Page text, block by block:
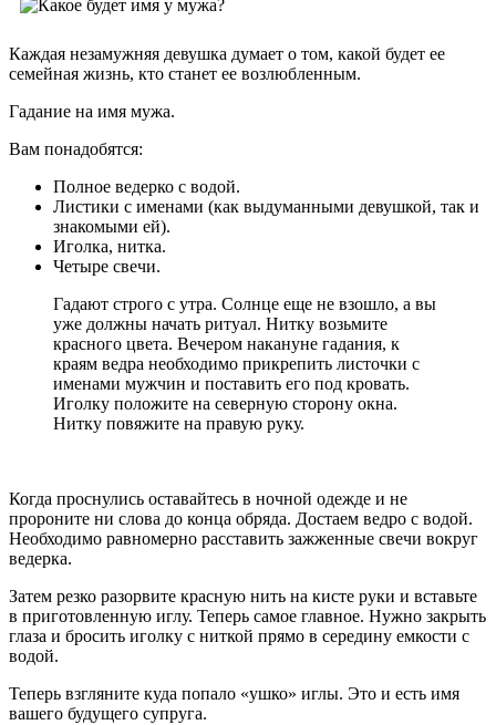
Каждая незамужняя девушка думает о том, какой будет ее
семейная жизнь, кто станет ее возлюбленным.
Гадание на имя мужа.
Вам понадобятся:
Полное ведерко с водой.
Листики с именами (как выдуманными девушкой, так и
знакомыми ей).
Иголка, нитка.
Четыре свечи.
Гадают строго с утра. Солнце еще не взошло, а вы
уже должны начать ритуал. Нитку возьмите
красного цвета. Вечером накануне гадания, к
краям ведра необходимо прикрепить листочки с
именами мужчин и поставить его под кровать.
Иголку положите на северную сторону окна.
Нитку повяжите на правую руку.
Когда проснулись оставайтесь в ночной одежде и не
пророните ни слова до конца обряда. Достаем ведро с водой.
Необходимо равномерно расставить зажженные свечи вокруг
ведерка.
Затем резко разорвите красную нить на кисте руки и вставьте
в приготовленную иглу. Теперь самое главное. Нужно закрыть
глаза и бросить иголку с ниткой прямо в середину емкости с
водой.
Теперь взгляните куда попало «ушко» иглы. Это и есть имя
вашего будущего супруга.